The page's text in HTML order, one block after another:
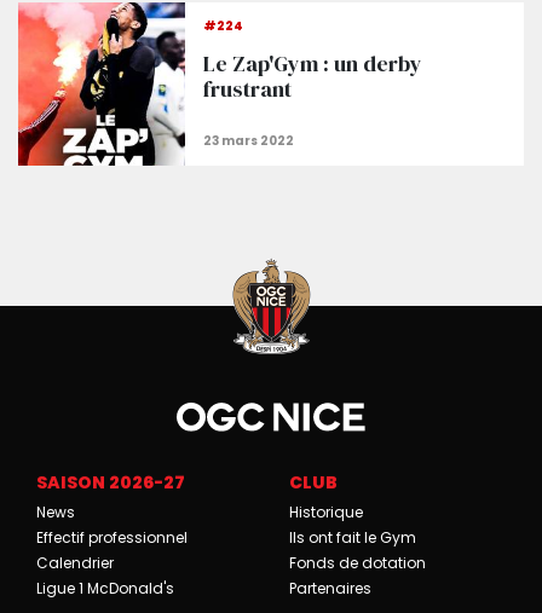
#224
Le Zap'Gym : un derby
frustrant
Une défaite au goût amer (2-1)
SAISON 2026-27
News
Effectif professionnel
Calendrier
Ligue 1 McDonald's
CLUB
Historique
Ils ont fait le Gym
Fonds de dotation
Partenaires